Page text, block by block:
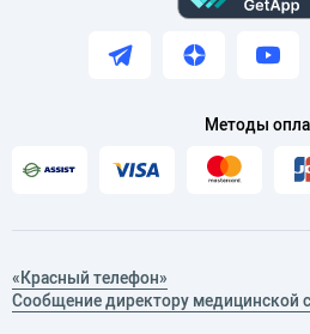
Методы
«Красный телефон»
Сообщение директору медицинской